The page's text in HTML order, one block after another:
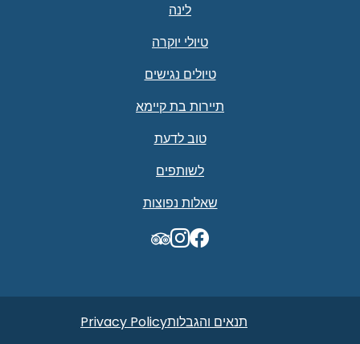
TripAdvisor
לינה
טיולי יוקרה
טיולים נגישים
תיירות בת קיימא
טוב לדעת
לשותפים
שאלות נפוצות
תנאים והגבלותPrivacy Policy